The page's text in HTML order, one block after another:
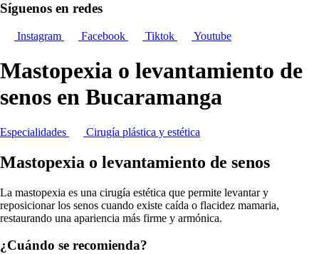
Síguenos en redes
Instagram Facebook Tiktok Youtube
Mastopexia o levantamiento de
senos en Bucaramanga
Especialidades Cirugía plástica y estética
Mastopexia o levantamiento de senos
La mastopexia es una cirugía estética que permite levantar y
reposicionar los senos cuando existe caída o flacidez mamaria,
restaurando una apariencia más firme y armónica.
¿Cuándo se recomienda?